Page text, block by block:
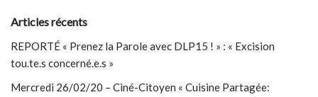
Articles récents
REPORTÉ « Prenez la Parole avec DLP15 ! » : « Excision
tou.te.s concerné.e.s »
Mercredi 26/02/20 – Ciné-Citoyen « Cuisine Partagée: